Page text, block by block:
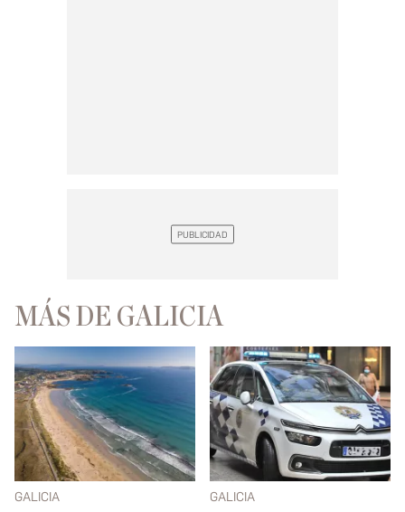
MÁS DE GALICIA
GALICIA GALICIA